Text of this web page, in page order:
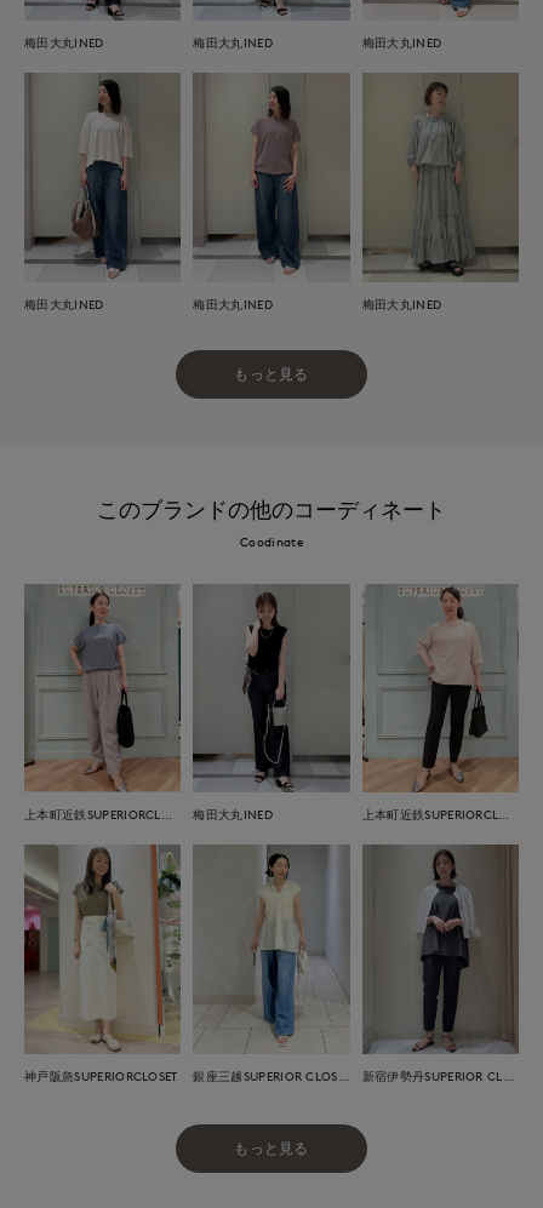
梅田大丸INED 梅田大丸INED 梅田大丸INED
梅田大丸INED 梅田大丸INED 梅田大丸INED
もっと見る
このブランドの他のコーディネート
Coodinate
梅田大丸INED
神戸阪急SUPERIORCLOSET
もっと見る